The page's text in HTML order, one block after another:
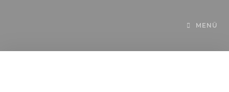
MENÜ